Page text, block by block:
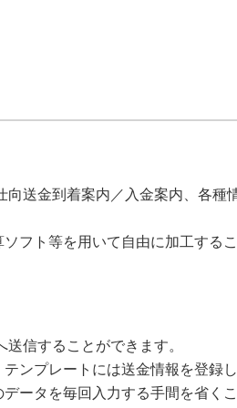
送金到着案内／入金案内、各種
フト等を用いて自由に加工するこ
信することができます。
ンプレートには送金情報を登録
ータを毎回入力する手間を省く